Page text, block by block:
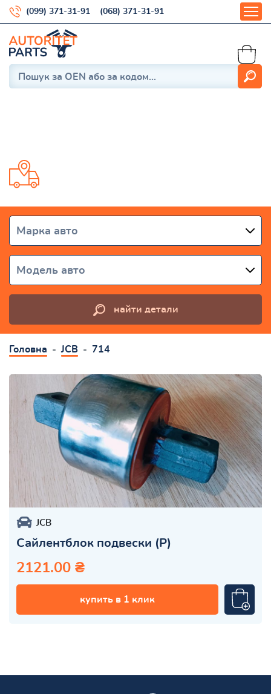
(099) 371-31-91 (068) 371-31-91
Марка авто
Модель авто
найти детали
Головна JCB 714
JCB
Сайлентблок подвески (P)
2121.00 ₴
купить в 1 клик